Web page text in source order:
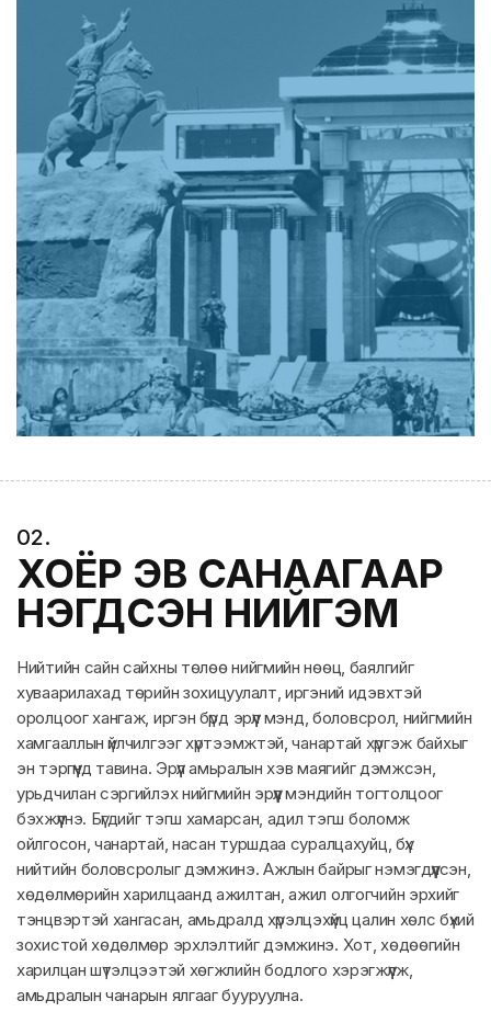
02.
ХОЁР ЭВ САНААГААР
НЭГДСЭН НИЙГЭМ
Нийтийн сайн сайхны төлөө нийгмийн нөөц, баялгийг
хуваарилахад төрийн зохицуулалт, иргэний идэвхтэй
оролцоог хангаж, иргэн бүрд эрүүл мэнд, боловсрол, нийгмийн
хамгааллын үйлчилгээг хүртээмжтэй, чанартай хүргэж байхыг
эн тэргүүнд тавина. Эрүүл амьралын хэв маягийг дэмжсэн,
урьдчилан сэргийлэх нийгмийн эрүүл мэндийн тогтолцоог
бэхжүүлнэ. Бүгдийг тэгш хамарсан, адил тэгш боломж
ойлгосон, чанартай, насан туршдаа суралцахуйц, бүх
нийтийн боловсролыг дэмжинэ. Ажлын байрыг нэмэгдүүлсэн,
хөдөлмөрийн харилцаанд ажилтан, ажил олгогчийн эрхийг
тэнцвэртэй хангасан, амьдралд хүрэлцэхүйц цалин хөлс бүхий
зохистой хөдөлмөр эрхлэлтийг дэмжинэ. Хот, хөдөөгийн
харилцан шүтэлцээтэй хөгжлийн бодлого хэрэгжүүлж,
амьдралын чанарын ялгааг бууруулна.